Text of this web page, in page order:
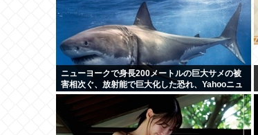
ニューヨークで身長200メートルの巨大サメの被
害相次ぐ、放射能で巨大化した恐れ、Yahooニュ
ースより